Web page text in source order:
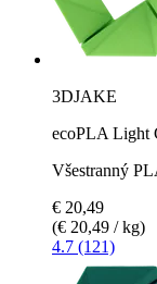
3DJAKE
ecoPLA Light
Všestranný
€ 20,49
(€ 20,49 / kg)
4.7 (121)